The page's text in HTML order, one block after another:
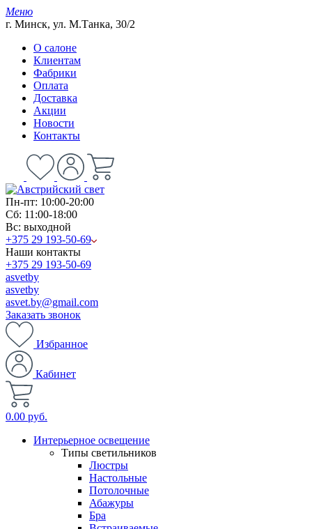
Меню
г. Минск, ул. М.Танка, 30/2
О салоне
Клиентам
Фабрики
Оплата
Доставка
Акции
Новости
Контакты
Пн-пт: 10:00-20:00
Сб: 11:00-18:00
Вс: выходной
+375 29 193-50-69
Наши контакты
+375 29 193-50-69
asvetby
asvetby
asvet.by@gmail.com
Заказать звонок
Избранное
Кабинет
0.00 руб.
Интерьерное освещение
Типы светильников
Люстры
Настольные
Потолочные
Абажуры
Бра